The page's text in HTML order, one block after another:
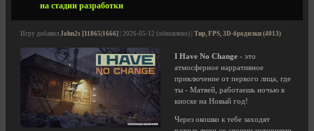
на стадии разработки
Игру добавил John2s [11865|1666] | 2026-05-12 (обновлено) | Тир, FPS, 3D-бродилки (4013)
I Have No Change - это
атмосферное нарративное
приключение от первого лица, где
ты - Матвей, работаешь ночью в
киоске на Новый год!
Через окошко к тебе заходят